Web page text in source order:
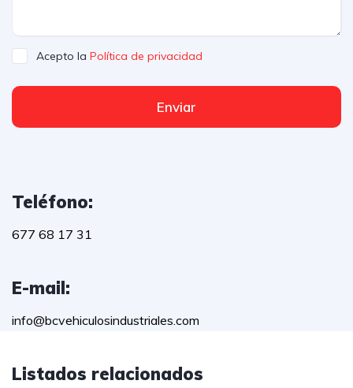
Acepto la Política de privacidad
Enviar
Teléfono:
677 68 17 31
E-mail:
info@bcvehiculosindustriales.com
Listados relacionados